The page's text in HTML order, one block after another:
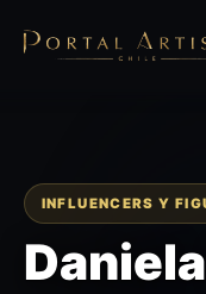
INFLUENCERS Y